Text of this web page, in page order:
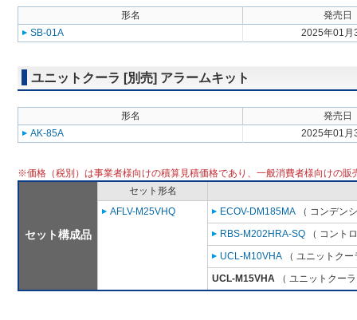
形名
発売日
SB-01A
2025年01月
ユニットクーラ [別売] アラームキット
形名
発売日
AK-85A
2025年01月
※価格（税別）は事業者様向けの積算見積価格であり、一般消費者様向けの販
セット構成品
セット形名
AFLV-M25VHQ
ECOV-DM185MA （ コンデン
RBS-M202HRA-SQ （ コント
UCL-M10VHA （ ユニットク
UCL-M15VHA （ ユニットクー